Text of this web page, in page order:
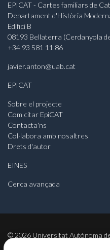
EPICAT - Cartes familiars de
Departament d'Història
Edifici B
08193 Bellaterra (Cerdanyola
+34 93 581 11 86
javier.anton@uab.cat
EPICAT
Sobre el projecte
Com citar EpiCAT
Contacta'ns
Col·labora amb nosaltres
Drets d'autor
EINES
Cerca avançada
© 2026 Universitat Autònoma